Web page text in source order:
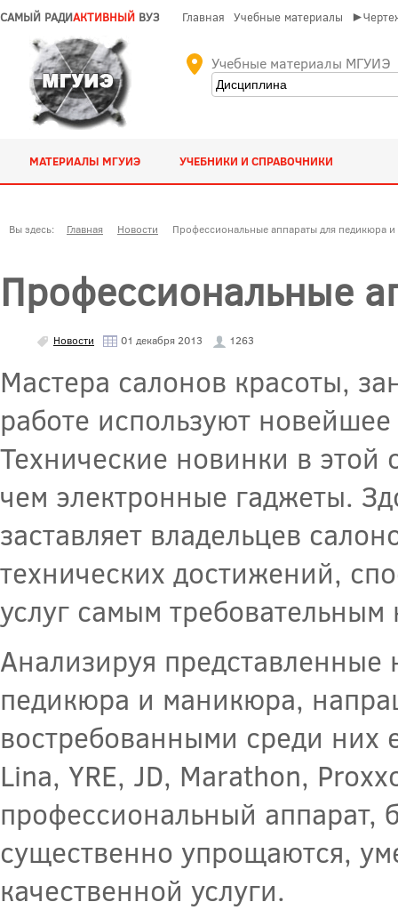
САМЫЙ РАДИАКТИВНЫЙ ВУЗ Главная Учебные материалы
Учебные материалы МГУИЭ
МАТЕРИАЛЫ МГУИЭ УЧЕБНИКИ И СПРАВОЧНИКИ
Вы здесь: Главная Новости Профессиональные аппараты для педикюра
Профессиональные
Новости 01 декабря 2013 1263
Мастера салонов красоты,
работе используют
Технические новинки в
чем электронные гаджеты.
заставляет владельцев
технических достижений,
услуг самым требовательным
Анализируя
педикюра и маникюра,
востребованными среди них
Lina, YRE, JD, Marathon,
профессиональный аппарат,
существенно упрощаются,
качественной услуги.